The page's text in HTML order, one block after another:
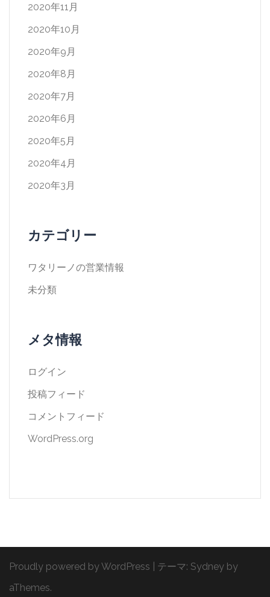
2020年11月
2020年10月
2020年9月
2020年8月
2020年7月
2020年6月
2020年5月
2020年4月
2020年3月
カテゴリー
ワタリーノの営業情報
未分類
メタ情報
ログイン
投稿フィード
コメントフィード
WordPress.org
Proudly powered by WordPress テーマ: Sydney by
aThemes.